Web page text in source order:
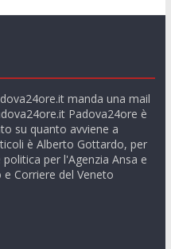
manda una mail
Padova24ore è
su quanto avviene a
è Alberto Gottardo, per
per l'Agenzia Ansa e
Corriere del Veneto